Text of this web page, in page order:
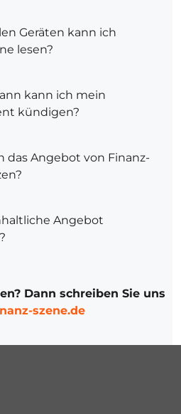
Geräten kann ich
lesen?
kann ich mein
kündigen?
das Angebot von Finanz-
Angebot
Dann schreiben Sie uns
szene.de